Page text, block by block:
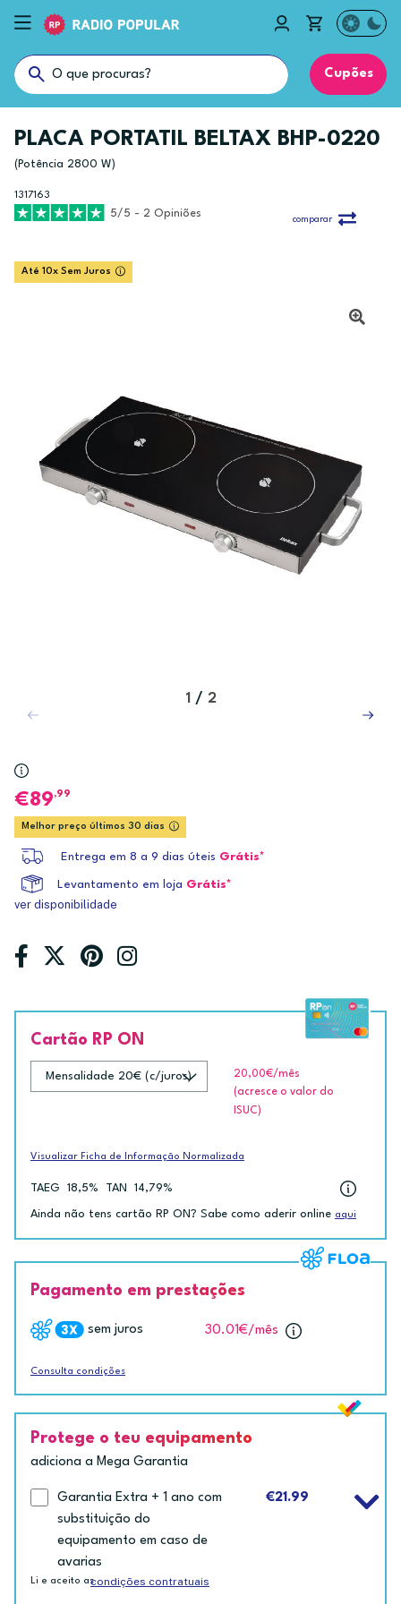
Cupões
PLACA PORTATIL BELTAX BHP-0220
(Potência 2800 W)
1317163
5/5 - 2 Opiniões
comparar
Até 10x Sem Juros
1 / 2
89,99
Melhor preço últimos 30 dias
Entrega em 8 a 9 dias úteis Grátis*
Levantamento em loja Grátis*
ver disponibilidade
Cartão RP ON
20,00€/mês
(acresce o valor do
ISUC)
Visualizar Ficha de Informação Normalizada
TAEG 18,5% TAN 14,79%
Ainda não tens cartão RP ON? Sabe como aderir online aqui
Pagamento em prestações
sem juros 30.01€/mês
Consulta condições
Protege o teu equipamento
adiciona a Mega Garantia
Garantia Extra + 1 ano com
substituição do
equipamento em caso de
avarias
€21.99
Li e aceito ascondições contratuais